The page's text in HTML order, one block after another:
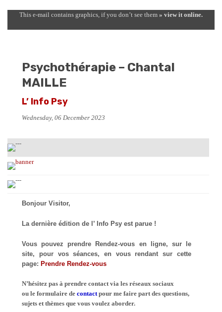
This e-mail contains graphics, if you don’t see them » view it online.
Psychothérapie – Chantal
MAILLE
L’ Info Psy
Wednesday, 06 December 2023
Bonjour Visitor,
La dernière édition de l’ Info Psy est parue !
Vous pouvez prendre Rendez-vous en ligne, sur le
site, pour vos séances, en vous rendant sur cette
page:Prendre Rendez-vous
N’hésitez pas à prendre contact via les réseaux sociaux
ou le formulaire decontact pour me faire part des questions,
sujets et thèmes que vous voulez aborder.